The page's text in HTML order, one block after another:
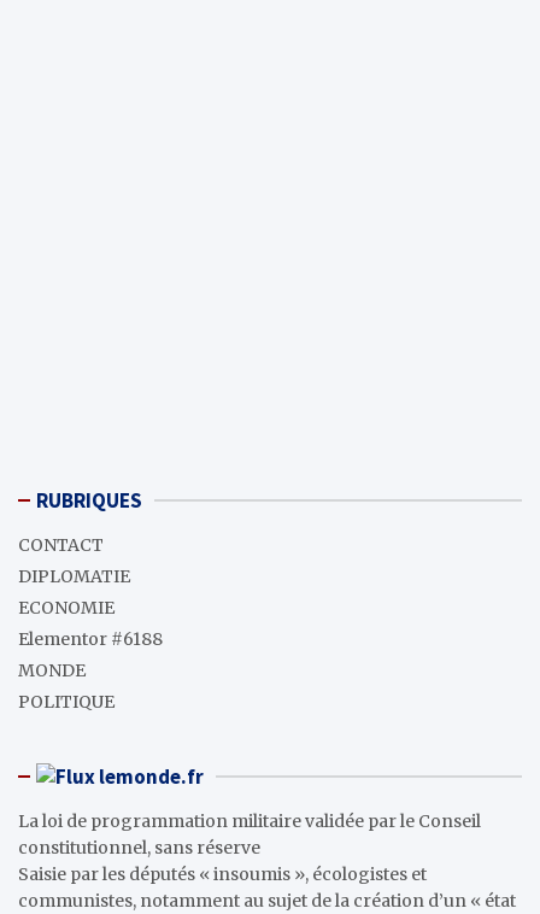
RUBRIQUES
CONTACT
DIPLOMATIE
ECONOMIE
Elementor #6188
MONDE
POLITIQUE
lemonde.fr
La loi de programmation militaire validée par le Conseil
constitutionnel, sans réserve
Saisie par les députés « insoumis », écologistes et
communistes, notamment au sujet de la création d’un « état